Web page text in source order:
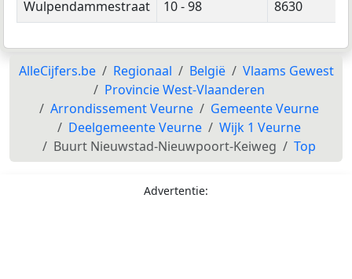
Wulpendammestraat
10 - 98 8630
AlleCijfers.be Regionaal België
Vlaams Gewest
Provincie West-Vlaanderen
Arrondissement Veurne
Gemeente Veurne
Deelgemeente Veurne
Wijk 1 Veurne
Buurt Nieuwstad-Nieuwpoort-Keiweg
Top
Advertentie: